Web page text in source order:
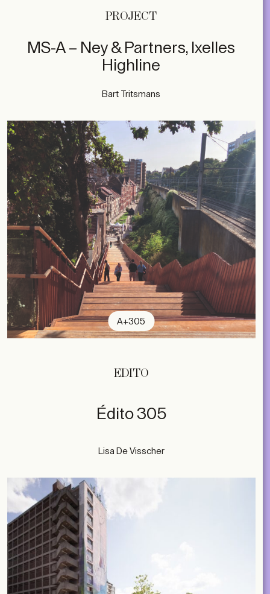
PROJECT
MS-A – Ney & Partners, Ixelles
Highline
Bart Tritsmans
A+305
EDITO
Édito 305
Lisa De Visscher
LIBRARY
MAGAZINES
EVENTS
ABOUT
2026 © A+ Architects in Belgium Conditions générales de vente
Politique de confidentialité